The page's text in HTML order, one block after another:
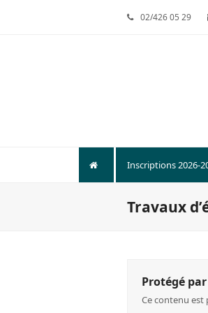
02/426 05 29
Inscriptions 2026-
Travaux
Protégé
Ce contenu est